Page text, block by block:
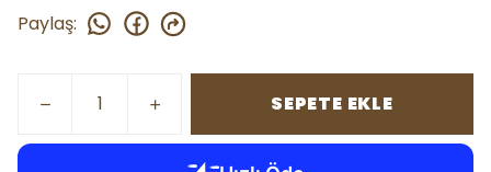
Paylaş:
SEPETE EKLE